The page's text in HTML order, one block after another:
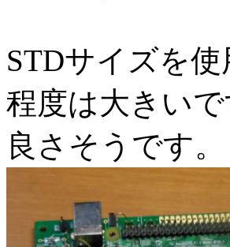
STDサイズを
程度は大きい
良さそうです。